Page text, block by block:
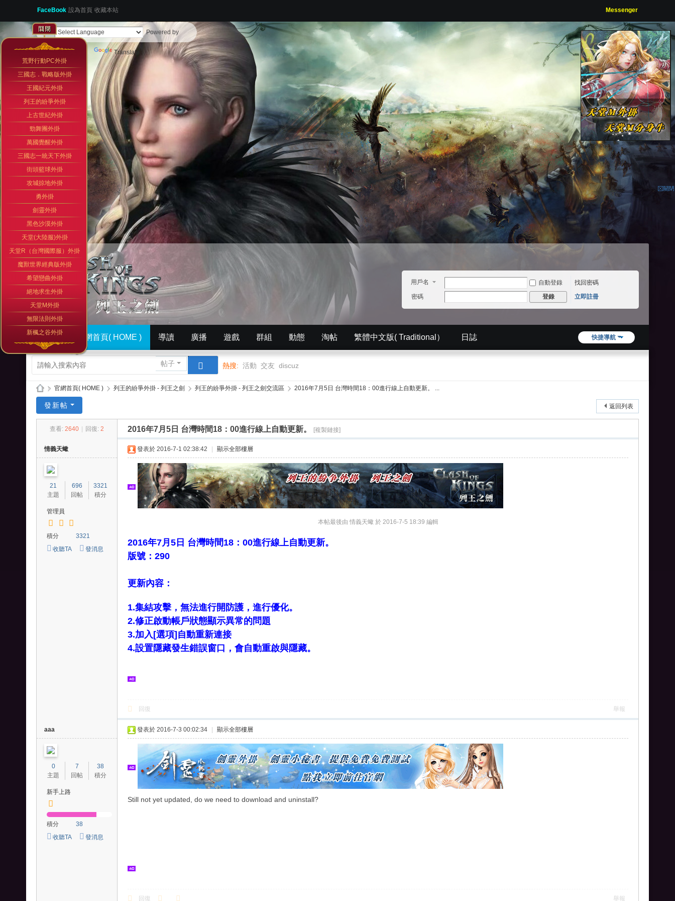
FaceBook 設為首頁 收藏本站 Messenger
Powered by
Translate
用戶名 自動登錄
找回密碼
密碼
登錄 立即註冊
快捷導航
門戶 官網首頁( HOME ) 導讀 廣播 遊戲 群組 動態 淘帖 繁體中文版( Traditional） 日誌
簡體中文版（ Simplified） 相冊 英文版官網（English）
帖子 熱搜: 活動 交友 discuz
王
紛
劍
» 官網首頁( HOME ) › 列王的紛爭外掛 - 列王之劍 › 列王的紛爭外掛 - 列王之劍交流區 › 2016年7月5日 台灣時間18：00進行線上自動更新。 ...
返回列表
發新帖
查看: 2640 回復: 2 2016年7月5日 台灣時間18：00進行線上自動更新。 [複製鏈接]
情義天蠍
21
主題
696
回帖
3321
積分
管理員
積分
3321
收聽TA
發消息
發表於 2016-7-1 02:38:42 顯示全部樓層
本帖最後由 情義天蠍 於 2016-7-5 18:39 編輯
2016年7月5日 台灣時間18：00進行線上自動更新。
版號：290
更新內容：
1.集結攻擊，無法進行開防護，進行優化。
2.修正啟動帳戶狀態顯示異常的問題
3.加入[選項]自動重新連接
4.設置隱藏發生錯誤窗口，會自動重啟與隱藏。
回復 舉報
aaa
0
主題
7
回帖
38
積分
新手上路
積分
38
收聽TA
發消息
發表於 2016-7-3 00:02:34 顯示全部樓層
Still not yet updated, do we need to download and uninstall?
回復 舉報
荒野行動PC外掛
三國志．戰略版外掛
王國紀元外掛
列王的紛爭外掛
上古世紀外掛
勁舞團外掛
萬國覺醒外掛
三國志一統天下外掛
街頭籃球外掛
攻城掠地外掛
勇外掛
劍靈外掛
黑色沙漠外掛
天堂(大陸服)外掛
天堂R（台灣國際服）外掛
魔獸世界經典版外掛
希望戀曲外掛
絕地求生外掛
天堂M外掛
無限法則外掛
新楓之谷外掛